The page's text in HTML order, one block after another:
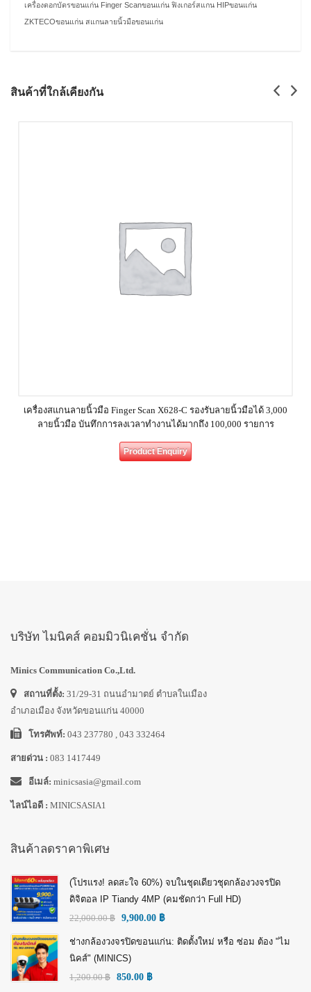
เครื่องตอกบัตรขอนแก่น Finger Scanขอนแก่น ฟิงเกอร์สแกน HIPขอนแก่น
ZKTECOขอนแก่น สแกนลายนิ้วมือขอนแก่น
สินค้าที่ใกล้เคียงกัน
เครื่องสแกนลายนิ้วมือ Finger Scan X628-C รองรับลายนิ้วมือได้ 3,000
ลายนิ้วมือ บันทึกการลงเวลาทำงานได้มากถึง 100,000 รายการ
Product Enquiry
บริษัท ไมนิคส์ คอมมิวนิเคชั่น จำกัด
Minics Communication Co.,Ltd.
สถานที่ตั้ง: 31/29-31 ถนนอำมาตย์ ตำบลในเมือง
อำเภอเมือง จังหวัดขอนแก่น 40000
โทรศัพท์: 043 237780 , 043 332464
สายด่วน : 083 1417449
อีเมล์: minicsasia@gmail.com
ไลน์ไอดี : MINICSASIA1
สินค้าลดราคาพิเศษ
(โปรแรง! ลดสะใจ 60%) จบในชุดเดียวชุดกล้องวงจรปิด
ดิจิตอล IP Tiandy 4MP (คมชัดกว่า Full HD)
22,000.00฿ 9,900.00 ฿
ช่างกล้องวงจรปิดขอนแก่น: ติดตั้งใหม่ หรือ ซ่อม ต้อง "ไม
นิคส์" (MINICS)
1,200.00฿ 850.00 ฿